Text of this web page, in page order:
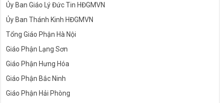
Ủy Ban Giáo Lý Đức Tin HĐGMVN
Ủy Ban Thánh Kinh HĐGMVN
Tổng Giáo Phận Hà Nội
Giáo Phận Lạng Sơn
Giáo Phận Hưng Hóa
Giáo Phận Bắc Ninh
Giáo Phận Hải Phòng